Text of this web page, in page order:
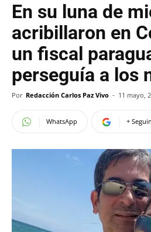
En su luna de
acribillaron en
un fiscal
perseguía a los
Por Redacción Carlos Paz Vivo - 11 mayo,
WhatsApp +